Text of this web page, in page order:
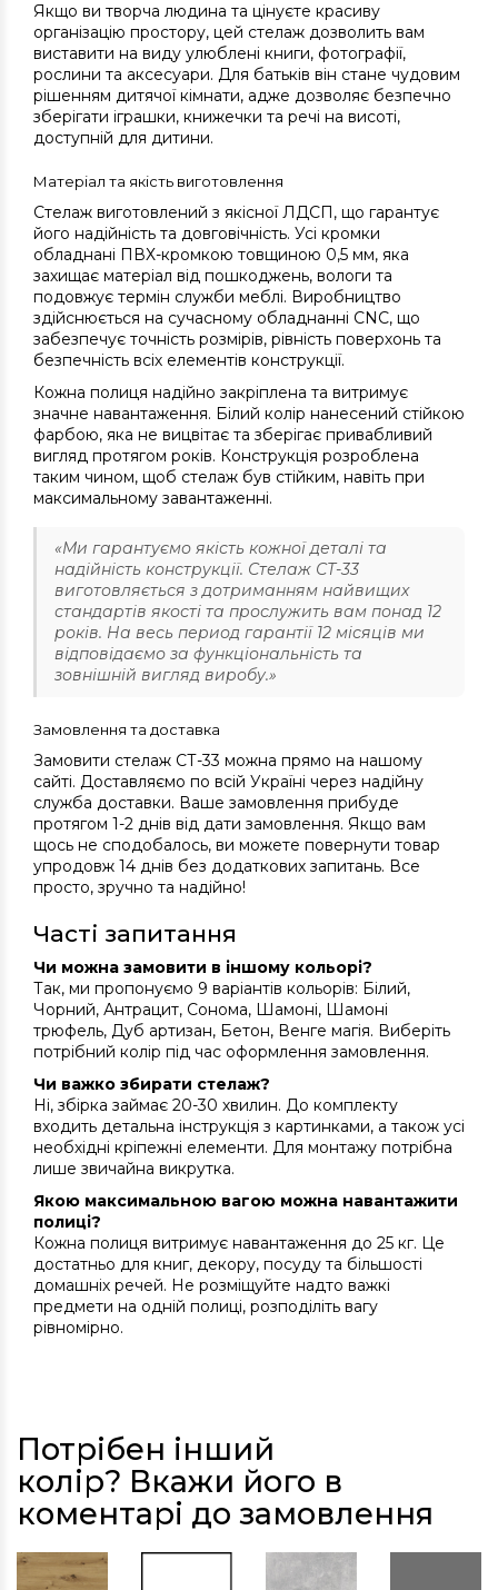
Якщо ви творча людина та цінуєте красиву
організацію простору, цей стелаж дозволить вам
виставити на виду улюблені книги, фотографії,
рослини та аксесуари. Для батьків він стане чудовим
рішенням дитячої кімнати, адже дозволяє безпечно
зберігати іграшки, книжечки та речі на висоті,
доступній для дитини.
Матеріал та якість виготовлення
Стелаж виготовлений з якісної ЛДСП, що гарантує
його надійність та довговічність. Усі кромки
обладнані ПВХ-кромкою товщиною 0,5 мм, яка
захищає матеріал від пошкоджень, вологи та
подовжує термін служби меблі. Виробництво
здійснюється на сучасному обладнанні CNC, що
забезпечує точність розмірів, рівність поверхонь та
безпечність всіх елементів конструкції.
Кожна полиця надійно закріплена та витримує
значне навантаження. Білий колір нанесений стійкою
фарбою, яка не вицвітає та зберігає привабливий
вигляд протягом років. Конструкція розроблена
таким чином, щоб стелаж був стійким, навіть при
максимальному завантаженні.
«Ми гарантуємо якість кожної деталі та
надійність конструкції. Стелаж СТ-33
виготовляється з дотриманням найвищих
стандартів якості та прослужить вам понад 12
років. На весь период гарантії 12 місяців ми
відповідаємо за функціональність та
зовнішній вигляд виробу.»
Замовлення та доставка
Замовити стелаж СТ-33 можна прямо на нашому
сайті. Доставляємо по всій Україні через надійну
служба доставки. Ваше замовлення прибуде
протягом 1-2 днів від дати замовлення. Якщо вам
щось не сподобалось, ви можете повернути товар
упродовж 14 днів без додаткових запитань. Все
просто, зручно та надійно!
Часті запитання
Чи можна замовити в іншому кольорі?
Так, ми пропонуємо 9 варіантів кольорів: Білий,
Чорний, Антрацит, Сонома, Шамоні, Шамоні
трюфель, Дуб артизан, Бетон, Венге магія. Виберіть
потрібний колір під час оформлення замовлення.
Чи важко збирати стелаж?
Ні, збірка займає 20-30 хвилин. До комплекту
входить детальна інструкція з картинками, а також усі
необхідні кріпежні елементи. Для монтажу потрібна
лише звичайна викрутка.
Якою максимальною вагою можна навантажити
полиці?
Кожна полиця витримує навантаження до 25 кг. Це
достатньо для книг, декору, посуду та більшості
домашніх речей. Не розміщуйте надто важкі
предмети на одній полиці, розподіліть вагу
рівномірно.
Потрібен інший
колір? Вкажи його в
коментарі до замовлення